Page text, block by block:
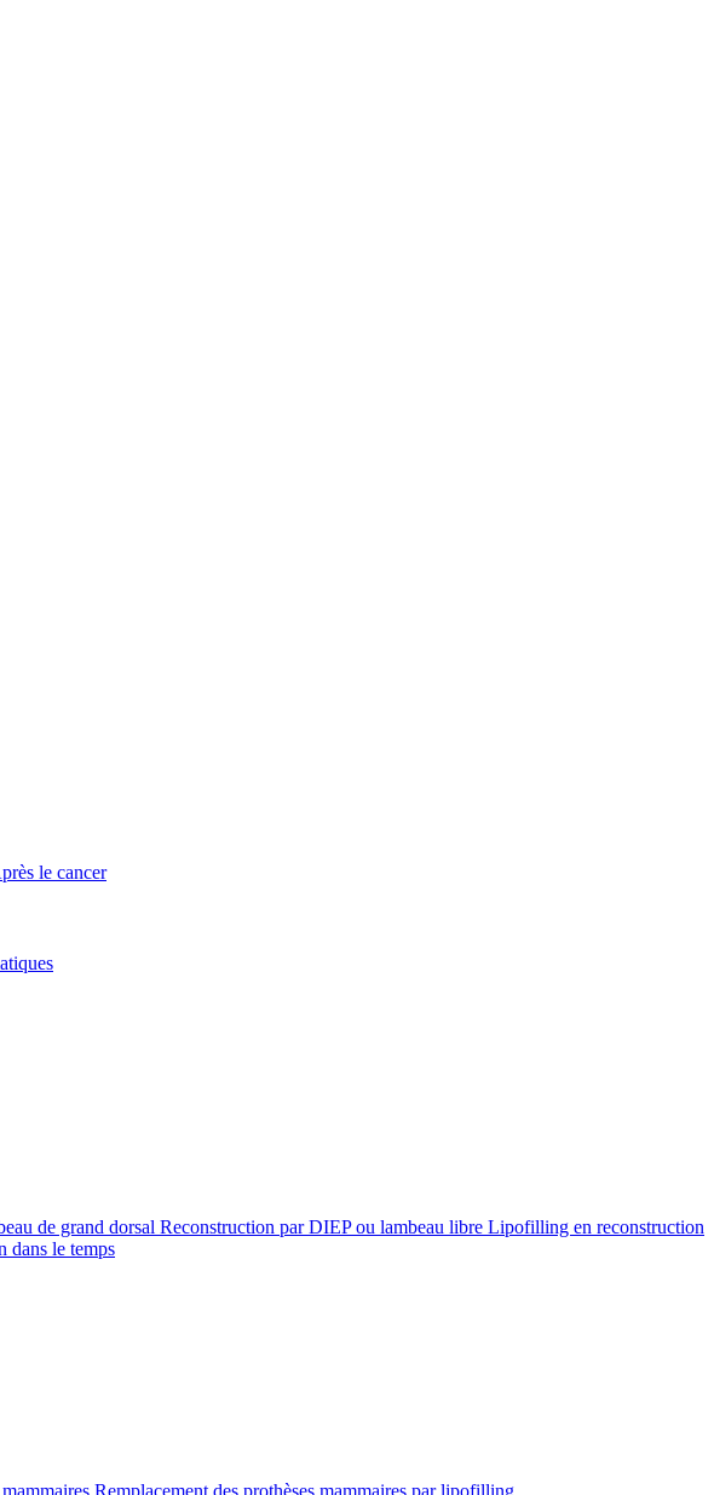
le cancer
de grand dorsal Reconstruction par DIEP ou lambeau libre Lipofilling en reconstruction
dans le temps
Remplacement des prothèses mammaires par lipofilling